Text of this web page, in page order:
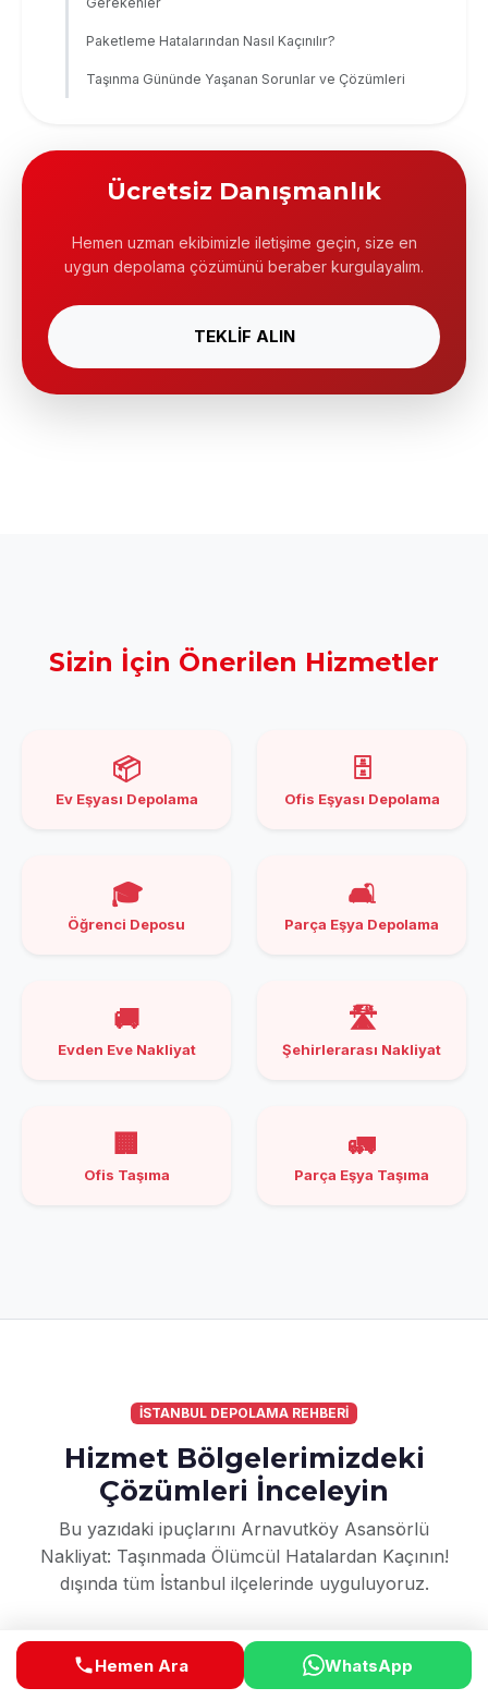
Paketleme Hatalarından Nasıl Kaçınılır?
Taşınma Gününde Yaşanan Sorunlar ve Çözümleri
Ücretsiz Danışmanlık
Hemen uzman ekibimizle iletişime geçin, size en
uygun depolama çözümünü beraber kurgulayalım.
TEKLİF ALIN
Sizin İçin Önerilen Hizmetler
📦
Ev Eşyası Depolama
🗄️
Ofis Eşyası Depolama
🎓
Öğrenci Deposu
🛋️
Parça Eşya Depolama
🚚
Evden Eve Nakliyat
🛣️
Şehirlerarası Nakliyat
🏢
Ofis Taşıma
🚛
Parça Eşya Taşıma
İSTANBUL DEPOLAMA REHBERİ
Hizmet Bölgelerimizdeki
Çözümleri İnceleyin
Bu yazıdaki ipuçlarını Arnavutköy Asansörlü
Nakliyat: Taşınmada Ölümcül Hatalardan Kaçının!
dışında tüm İstanbul ilçelerinde uyguluyoruz.
Adalar Arnavutköy
Hemen Ara WhatsApp